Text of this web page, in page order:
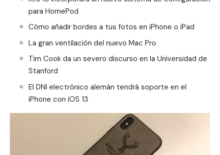
para HomePod
Cómo añadir bordes a tus fotos en iPhone o iPad
La gran ventilación del nuevo Mac Pro
Tim Cook da un severo discurso en la Universidad de
Stanford
El DNI electrónico alemán tendrá soporte en el
iPhone con iOS 13